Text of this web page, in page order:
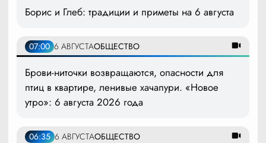
Борис и Глеб: традиции и приметы на 6 августа
07:00 6 АВГУСТАОБЩЕСТВО
Брови-ниточки возвращаются, опасности для
птиц в квартире, ленивые хачапури. «Новое
утро»: 6 августа 2026 года
06:35 6 АВГУСТАОБЩЕСТВО